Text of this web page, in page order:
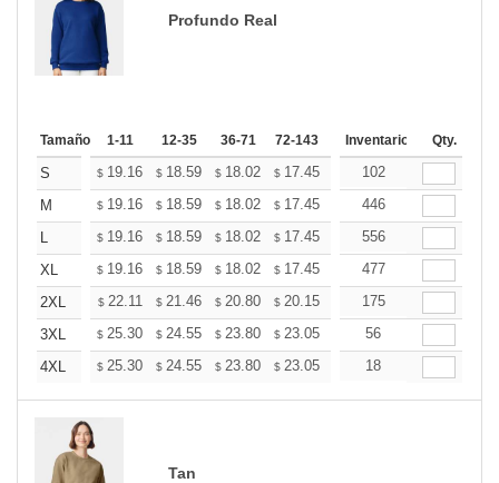
Profundo Real
Tamaño 1-11 12-35 36-71 72-143 144-287 288 +
Inventario Qty.
S $ 19.16 $ 18.59 $ 18.02 $ 17.45 16.89
102
M
$ 19.16 $ 18.59 $ 18.02 $ 17.45 16.89
446
L
$ 19.16 $ 18.59 $ 18.02 $ 17.45 16.89
556
XL
$ 19.16 $ 18.59 $ 18.02 $ 17.45 16.89
477
2XL
$ 22.11 $ 21.46 $ 20.80 $ 20.15 19.49
175
3XL
$ 25.30 $ 24.55 $ 23.80 $ 23.05 22.30
56
4XL
$ 25.30 $ 24.55 $ 23.80 $ 23.05 22.30
18
Tan